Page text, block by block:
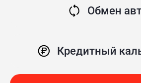
Обмен
Кредитный